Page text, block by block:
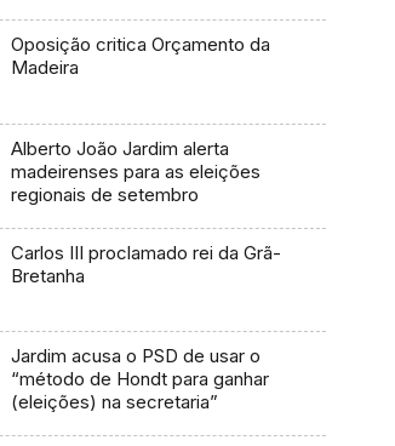
Oposição critica Orçamento da
Madeira
Alberto João Jardim alerta
madeirenses para as eleições
regionais de setembro
Carlos III proclamado rei da Grã-
Bretanha
Jardim acusa o PSD de usar o
“método de Hondt para ganhar
(eleições) na secretaria”